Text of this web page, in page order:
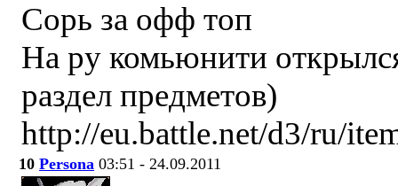
Сорь за офф топ
На ру комьюнити
раздел предметов)
http://eu.battle.net/d3/ru/
10 Persona 03:51 - 24.09.2011